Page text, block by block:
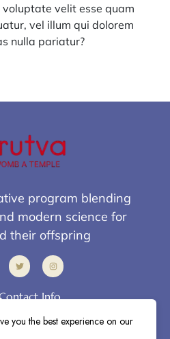
velit esse quam
vel illum qui dolorem
nulla pariatur?
program blending
modern science for
their offspring
Info
+91-9916166035
info@matrutva.org
you the best experience on our